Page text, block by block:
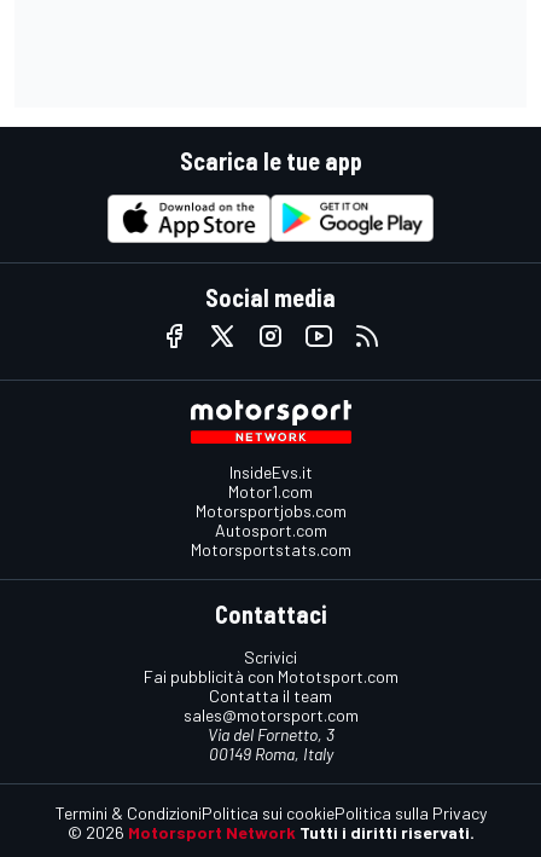
Scarica le tue app
Social media
InsideEvs.it
Motor1.com
Motorsportjobs.com
Autosport.com
Motorsportstats.com
Contattaci
Scrivici
Fai pubblicità con Mototsport.com
Contatta il team
sales@motorsport.com
Via del Fornetto, 3
00149 Roma, Italy
© 2026 Motorsport Network Tutti i diritti riservati.
Termini & CondizioniPolitica sui cookiePolitica sulla Privacy